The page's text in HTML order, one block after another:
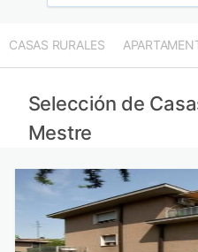
CASAS RURALES
Selección de
Mestre